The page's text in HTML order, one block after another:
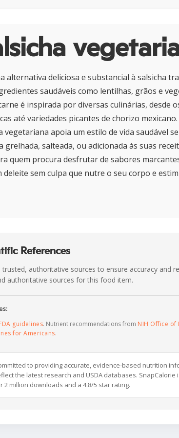
alternativa deliciosa e substancial à salsicha
saudáveis como lentilhas, grãos e
é inspirada por diversas culinárias, desde
até variedades picantes de chorizo mexicano.
vegetariana apoia um estilo de vida saudável
grelhada, salteada, ou adicionada às suas
quem procura desfrutar de sabores
sem culpa que nutre o seu corpo e
References
authoritative sources to ensure accuracy and
authoritative sources for this food item.
guidelines. Nutrient recommendations from NIH Office of
for Americans.
to providing accurate, evidence-based nutrition
the latest research and USDA databases. SnapCalorie
2 million downloads and a 4.8/5 star rating.